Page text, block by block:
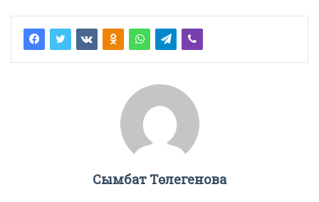
Сымбат Төлегенова